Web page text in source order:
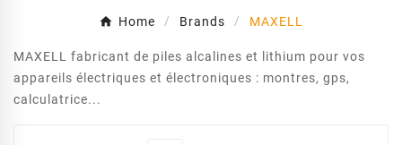
Home Brands MAXELL
MAXELL fabricant de piles alcalines et lithium pour vos
appareils électriques et électroniques : montres, gps,
calculatrice...